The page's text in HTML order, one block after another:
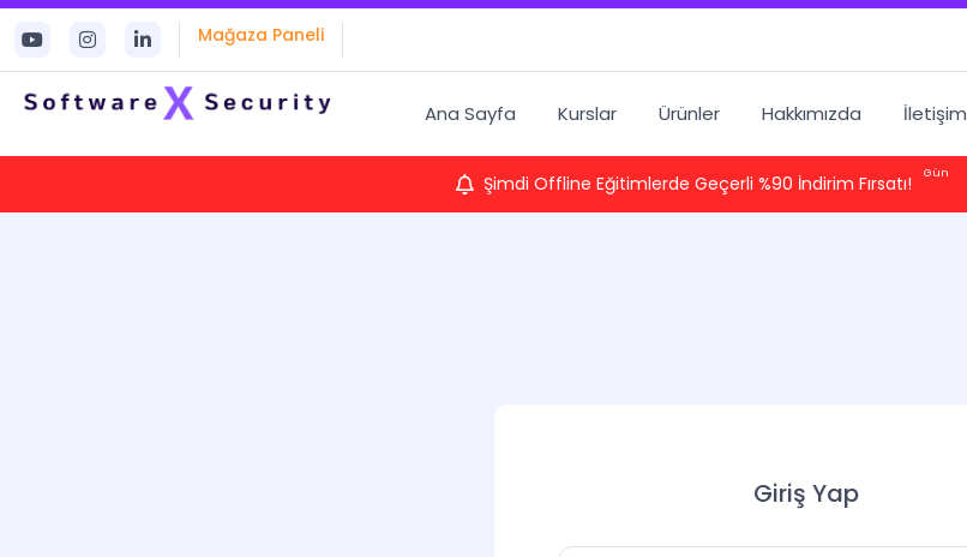
Mağaza Paneli
Ana Sayfa Kurslar Ürünler Hakkımızda İletişim
Şimdi Offline Eğitimlerde Geçerli %90 İndirim Fırsatı! Gün
Giriş Yap